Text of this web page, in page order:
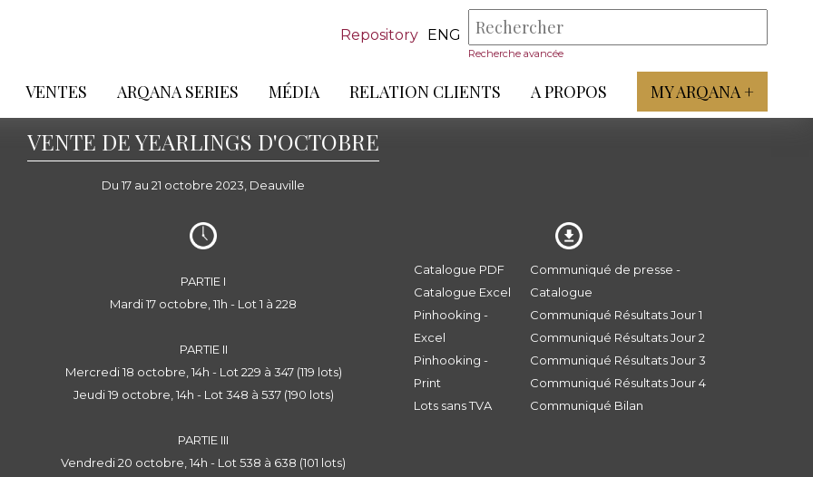
Repository ENG
Recherche avancée
VENTES ARQANA SERIES MÉDIA RELATION CLIENTS A PROPOS MY ARQANA +
VENTE DE YEARLINGS D'OCTOBRE
Du 17 au 21 octobre 2023, Deauville
PARTIE I
Mardi 17 octobre, 11h - Lot 1 à 228
PARTIE II
Mercredi 18 octobre, 14h - Lot 229 à 347 (119 lots)
Jeudi 19 octobre, 14h - Lot 348 à 537 (190 lots)
PARTIE III
Vendredi 20 octobre, 14h - Lot 538 à 638 (101 lots)
Catalogue PDF
Catalogue Excel
Pinhooking -
Excel
Pinhooking -
Print
Lots sans TVA
Communiqué de presse -
Catalogue
Communiqué Résultats Jour 1
Communiqué Résultats Jour 2
Communiqué Résultats Jour 3
Communiqué Résultats Jour 4
Communiqué Bilan